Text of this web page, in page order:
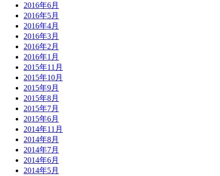
2016年6月
2016年5月
2016年4月
2016年3月
2016年2月
2016年1月
2015年11月
2015年10月
2015年9月
2015年8月
2015年7月
2015年6月
2014年11月
2014年8月
2014年7月
2014年6月
2014年5月